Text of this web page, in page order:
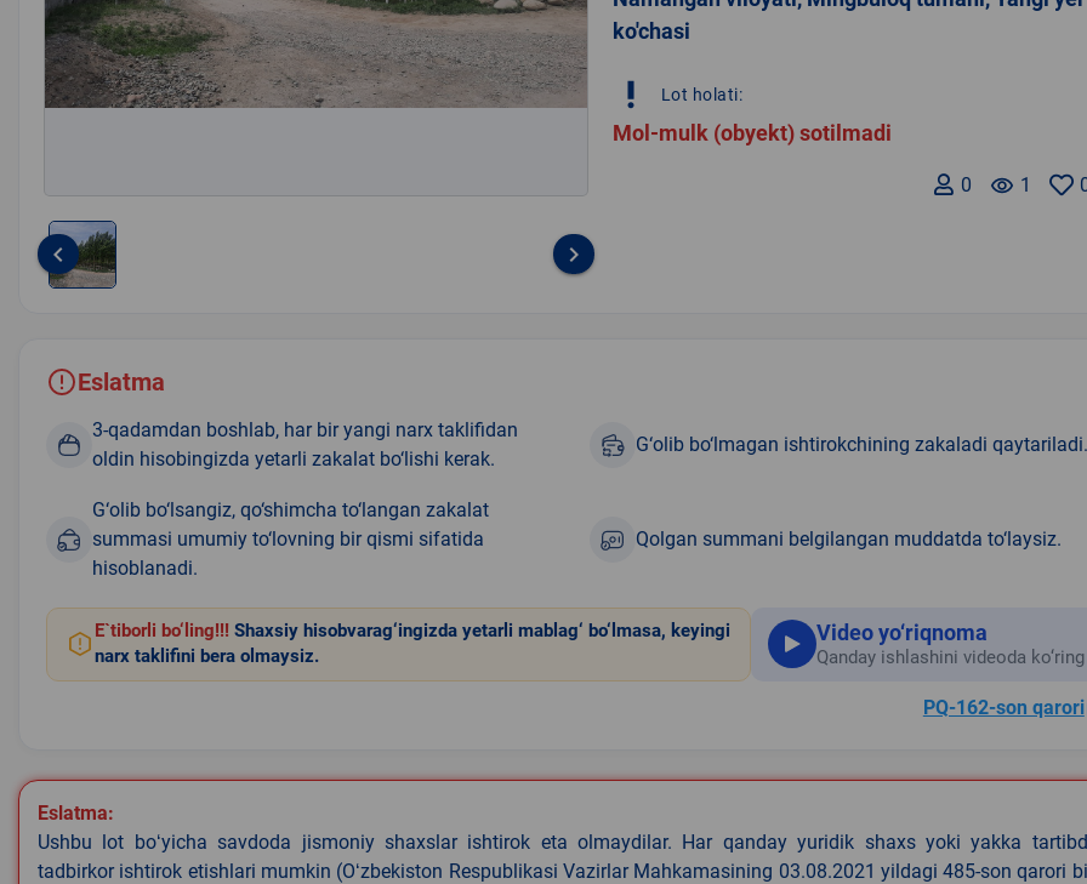
1
keyboard_arrow_left keyboard_arrow_right
ko'chasi
priority_high Lot holati:
Mol-mulk (obyekt) sotilmadi
remove_red_eye 1
0
Eslatma
3-qadamdan boshlab, har bir yangi narx taklifidan
oldin hisobingizda yetarli zakalat bo‘lishi kerak.
G‘olib bo‘lmagan ishtirokchining zakaladi qaytariladi.
G‘olib bo‘lsangiz, qo‘shimcha to‘langan zakalat
summasi umumiy to‘lovning bir qismi sifatida
hisoblanadi.
Qolgan summani belgilangan muddatda to‘laysiz.
E`tiborli bo‘ling!!! Shaxsiy hisobvarag‘ingizda yetarli mablag‘ bo‘lmasa, keyingi
narx taklifini bera olmaysiz.
Video yo‘riqnoma
Qanday ishlashini videoda ko‘ring
PQ-162-son qarori
Eslatma:
Ushbu lot boʻyicha savdoda jismoniy shaxslar ishtirok eta olmaydilar. Har qanday yuridik shaxs yoki yakka
tadbirkor ishtirok etishlari mumkin (Oʻzbekiston Respublikasi Vazirlar Mahkamasining 03.08.2021 yildagi 485-son qarori